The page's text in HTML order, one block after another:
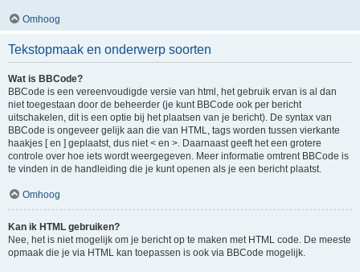
Omhoog
Tekstopmaak en onderwerp soorten
Wat is BBCode?
BBCode is een vereenvoudigde versie van html, het gebruik ervan is al dan
niet toegestaan door de beheerder (je kunt BBCode ook per bericht
uitschakelen, dit is een optie bij het plaatsen van je bericht). De syntax van
BBCode is ongeveer gelijk aan die van HTML, tags worden tussen vierkante
haakjes [ en ] geplaatst, dus niet < en >. Daarnaast geeft het een grotere
controle over hoe iets wordt weergegeven. Meer informatie omtrent BBCode is
te vinden in de handleiding die je kunt openen als je een bericht plaatst.
Omhoog
Kan ik HTML gebruiken?
Nee, het is niet mogelijk om je bericht op te maken met HTML code. De meeste
opmaak die je via HTML kan toepassen is ook via BBCode mogelijk.